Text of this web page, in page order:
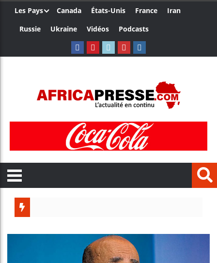
Les Pays Canada États-Unis France
Iran
Russie
Ukraine Vidéos Podcasts